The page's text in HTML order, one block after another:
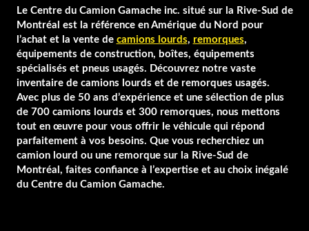
Le Centre du Camion Gamache inc. situé sur la Rive-Sud de
Montréal est la référence en Amérique du Nord pour
l’achat et la vente de camions lourds, remorques,
équipements de construction, boîtes, équipements
spécialisés et pneus usagés. Découvrez notre vaste
inventaire de camions lourds et de remorques usagés.
Avec plus de 50 ans d’expérience et une sélection de plus
de 700 camions lourds et 300 remorques, nous mettons
tout en œuvre pour vous offrir le véhicule qui répond
parfaitement à vos besoins. Que vous recherchiez un
camion lourd ou une remorque sur la Rive-Sud de
Montréal, faites confiance à l’expertise et au choix inégalé
du Centre du Camion Gamache.